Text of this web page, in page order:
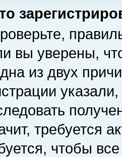
вы уверены,
из двух
требуется
чтобы